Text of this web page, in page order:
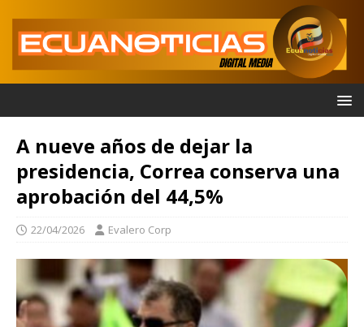
A nueve años de dejar la
presidencia, Correa conserva una
aprobación del 44,5%
22/04/2026 Evalero Corp